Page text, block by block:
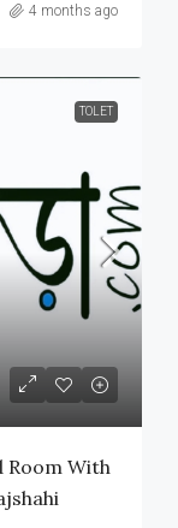
4 months ago
TOLET
Room With